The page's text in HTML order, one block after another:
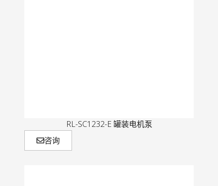
RL-SC1232-E 罐装电机泵
咨询